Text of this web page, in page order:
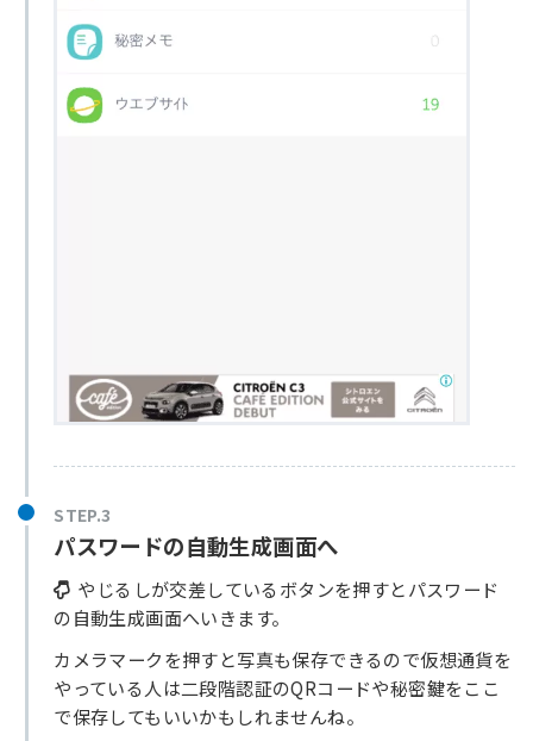
STEP.3
パスワードの自動生成画面へ
やじるしが交差しているボタンを押すとパスワード
の自動生成画面へいきます。
カメラマークを押すと写真も保存できるので仮想通貨を
やっている人は二段階認証のQRコードや秘密鍵をここ
で保存してもいいかもしれませんね。